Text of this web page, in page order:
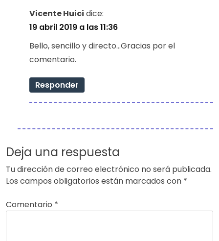
Vicente Huici dice:
19 abril 2019 a las 11:36
Bello, sencillo y directo…Gracias por el
comentario.
Responder
Deja una respuesta
Tu dirección de correo electrónico no será publicada.
Los campos obligatorios están marcados con *
Comentario *